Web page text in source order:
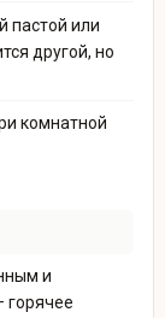
пастой или
другой, но
комнатной
и
горячее